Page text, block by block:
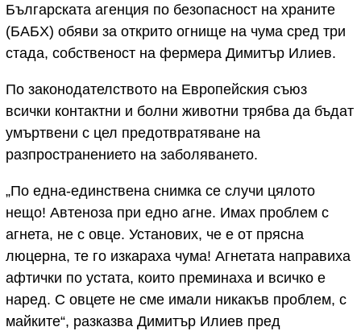
Българската агенция по безопасност на храните
(БАБХ) обяви за открито огнище на чума сред три
стада, собственост на фермера Димитър Илиев.
По законодателството на Европейския съюз
всички контактни и болни животни трябва да бъдат
умъртвени с цел предотвратяване на
разпространението на заболяването.
„По една-единствена снимка се случи цялото
нещо! Автеноза при едно агне. Имах проблем с
агнета, не с овце. Установих, че е от прясна
люцерна, те го изкараха чума! Агнетата направиха
афтички по устата, които преминаха и всичко е
наред. С овцете не сме имали никакъв проблем, с
майките“, разказва Димитър Илиев пред